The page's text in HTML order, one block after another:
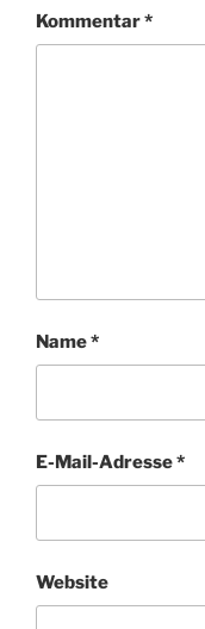
Kommentar*
Name*
E-Mail-Adresse*
Website